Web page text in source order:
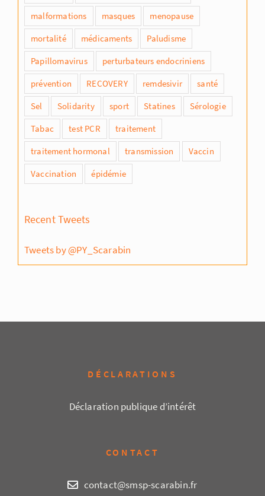
malformations
masques
menopause
mortalité
médicaments
Paludisme
Papillomavirus
perturbateurs endocriniens
prévention
RECOVERY remdesivir
santé
Sel
Solidarity sport Statines
Sérologie
Tabac
test PCR
traitement
traitement hormonal
transmission
Vaccin
Vaccination
épidémie
Recent Tweets
Tweets by @PY_Scarabin
DÉCLARATIONS
Déclaration publique d’intérêt
CONTACT
contact@smsp-scarabin.fr